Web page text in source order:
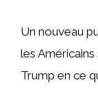
Un nouveau
les
Trump en ce